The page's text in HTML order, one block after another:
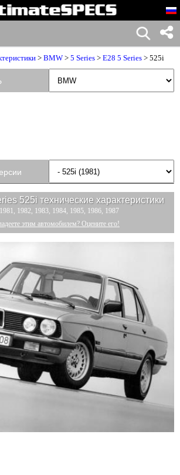
> BMW > 5 Series > E28 5 Series > 525i
525i технические характеристики
1982, 1983, 1984, 1985, 1986, 1987
этим автомобилем? Оцените его!